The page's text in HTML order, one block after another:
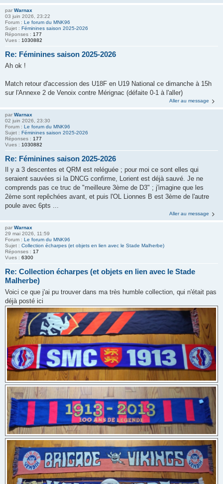
par Warnax
03 juin 2026, 23:22
Forum : Le forum du MNK96
Sujet : Féminines saison 2025-2026
Réponses : 177
Vues : 1030882
Re: Féminines saison 2025-2026
Ah ok !
Match retour d'accession des U18F en U19 National ce dimanche à 15h
sur l'Annexe 2 de Venoix contre Mérignac (défaite 0-1 à l'aller)
Aller au message
par Warnax
02 juin 2026, 23:30
Forum : Le forum du MNK96
Sujet : Féminines saison 2025-2026
Réponses : 177
Vues : 1030882
Re: Féminines saison 2025-2026
Il y a 3 descentes et QRM est reléguée ; pour moi ce sont elles qui
seraient sauvées si la DNCG confirme, Lorient est déjà sauvé. Je ne
comprends pas ce truc de "meilleure 3ème de D3" ; j'imagine que les
2ème sont repêchées avant, et puis l'OL Lionnes B est 3ème de l'autre
poule avec 6pts ...
Aller au message
par Warnax
29 mai 2026, 11:59
Forum : Le forum du MNK96
Sujet : Collection écharpes (et objets en lien avec le Stade Malherbe)
Réponses : 17
Vues : 6300
Re: Collection écharpes (et objets en lien avec le Stade
Malherbe)
Voici ce que j'ai pu trouver dans ma très humble collection, qui n'était pas
déjà posté ici